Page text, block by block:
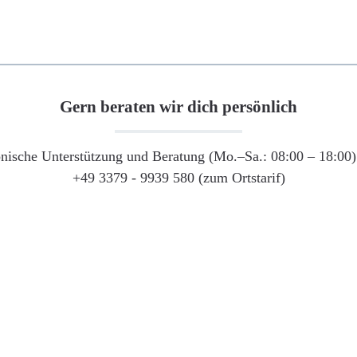
Gern beraten wir dich persönlich
Unterstützung und Beratung (Mo.–Sa.: 08:00 –
+49 3379 - 9939 580 (zum Ortstarif)